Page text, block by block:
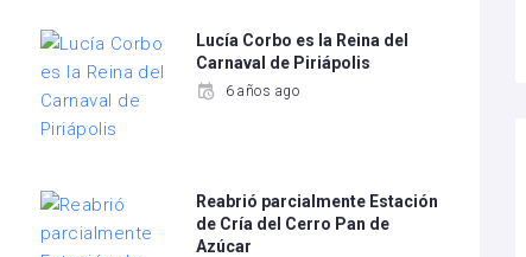
Lucía Corbo es la Reina del
Carnaval de Piriápolis
6 años ago
Reabrió parcialmente Estación
de Cría del Cerro Pan de
Azúcar